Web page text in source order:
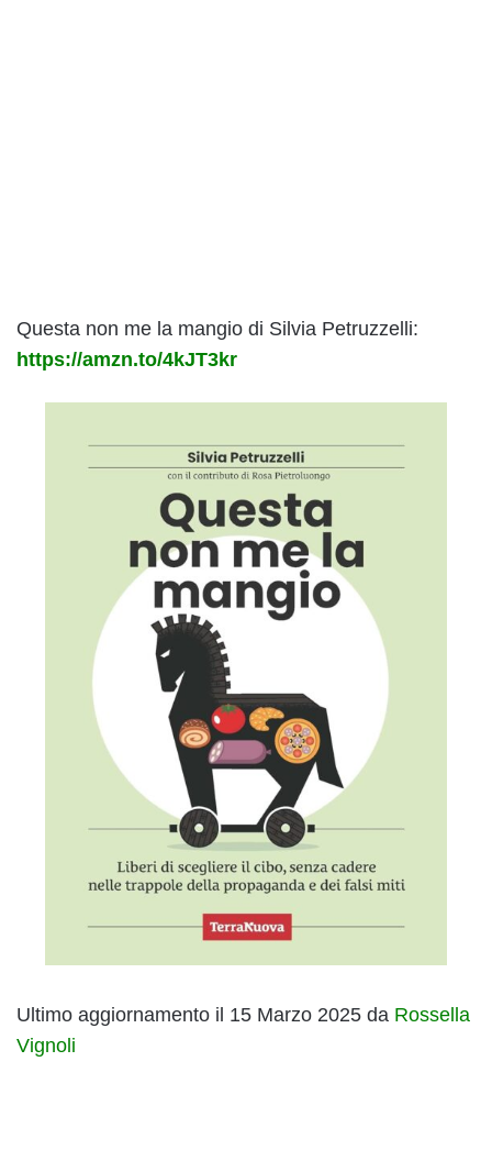
Questa non me la mangio di Silvia Petruzzelli:
https://amzn.to/4kJT3kr
Ultimo aggiornamento il 15 Marzo 2025 da Rossella
Vignoli